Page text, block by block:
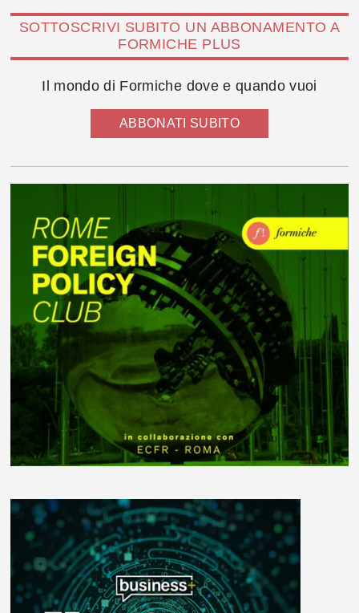
SOTTOSCRIVI SUBITO UN ABBONAMENTO A
FORMICHE PLUS
Il mondo di Formiche dove e quando vuoi
ABBONATI SUBITO